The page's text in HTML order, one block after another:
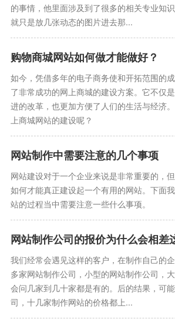
的事情，他里面涉及到了很多的相关专业知
就只是放几张动态的图片进去那...
购物商城网站如何做才能做好？
如今，凭借多年的电子商务使和开拓范围的
了非常成功的网上商城的建设方案。它不仅
进的改革，也更加方便了人们的生活与经济
上商城网站的建设呢？
网站制作中需要注意的几个事项
网站建设对于一个企业来说是非常重要的，
如何才能真正建设起一个有用的网站。下面
站的过程当中需要注意一些什么事项。
网站制作公司的报价为什么会相差
我们经常会遇见这样的客户，在制作自己的
多家网站制作公司，小型的网站制作公司，
会问几家到几十家都是有的。后的结果，可
司，十几家制作网站的价格都上...